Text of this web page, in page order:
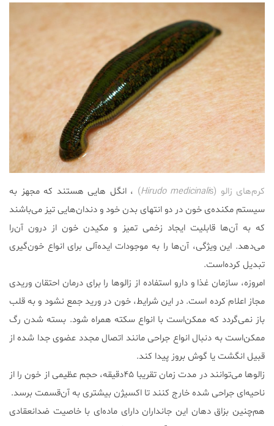
کرم‌های زالو ( Hirudo medicinalis)
، انگل هایی هستند که مجهز به
سیستم مکنده‌ی خون در دو انتهای بدن‌ خود و دندان‌هایی تیز می‌باشند
که به آن‌ها قابلیت ایجاد زخمی تمیز و مکیدن خون از درون آن‌را
می‌دهد. این ویژگی، آن‌ها را به موجودات ایده‌آلی برای انواع خون‌گیری
تبدیل کرده‌است.
امروزه، سازمان غذا و دارو استفاده از زالو‌ها را برای درمان‌ احتقان وریدی
مجاز اعلام کرده است. در این شرایط، خون در ورید جمع نشود و به قلب
باز نمی‌گردد که ممکن‌است با انواع سکته همراه شود. بسته شدن رگ
ممکن‌است به دنبال انواع جراحی مانند اتصال مجدد عضوی جدا شده از
قبیل انگشت یا گوش بروز پیدا کند.
زالوها می‌توانند در مدت زمان تقریبا ۴۵دقیقه، حجم عظیمی از خون را از
ناحیه‌ای جراحی شده خارج کنند تا اکسیژن بیشتری به آن‌قسمت برسد.
هم‌چنین بزاق دهان این جانداران دارای ماده‌ای با خاصیت ضدانعقادی